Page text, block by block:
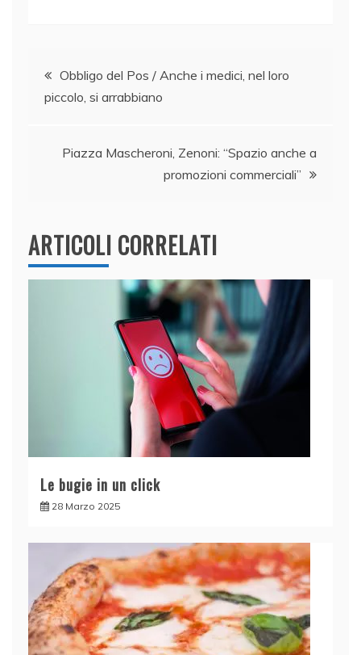
b
o
k
dI
n
A
vi
Navigazione
articoli
Obbligo del Pos / Anche i medici, nel loro
piccolo, si arrabbiano
Piazza Mascheroni, Zenoni: “Spazio anche a
promozioni commerciali”
ARTICOLI CORRELATI
Le bugie in un click
28 Marzo 2025